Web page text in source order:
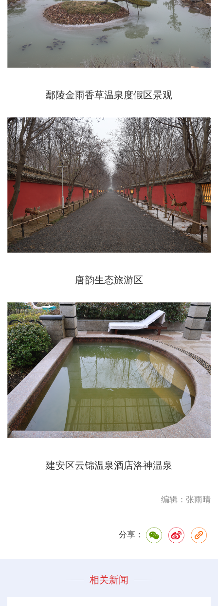
鄢陵金雨香草温泉度假区景观
唐韵生态旅游区
建安区云锦温泉酒店洛神温泉
编辑：张雨晴
分享：
相关新闻